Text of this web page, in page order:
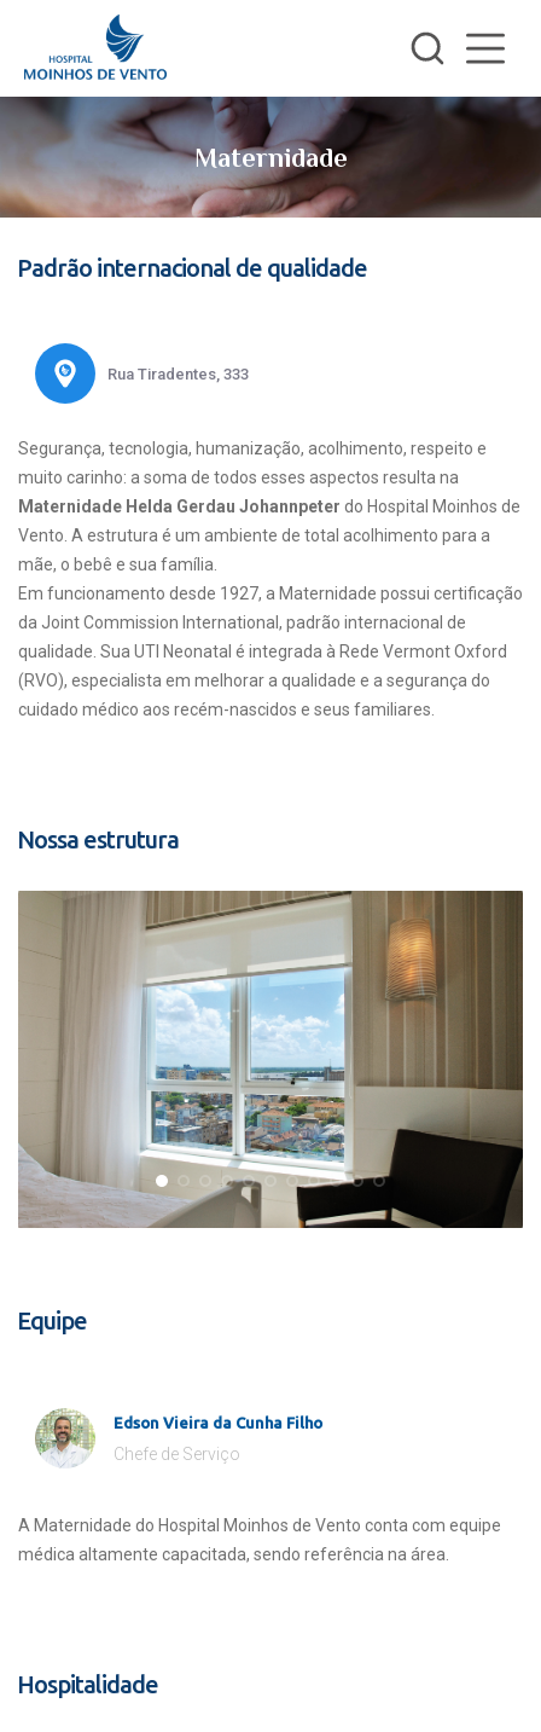
Maternidade
Padrão internacional de qualidade
Rua Tiradentes, 333
Segurança, tecnologia, humanização, acolhimento, respeito e
muito carinho: a soma de todos esses aspectos resulta na
Maternidade Helda Gerdau Johannpeter do Hospital Moinhos de
Vento. A estrutura é um ambiente de total acolhimento para a
mãe, o bebê e sua família.
Em funcionamento desde 1927, a Maternidade possui certificação
da Joint Commission International, padrão internacional de
qualidade. Sua UTI Neonatal é integrada à Rede Vermont Oxford
(RVO), especialista em melhorar a qualidade e a segurança do
cuidado médico aos recém-nascidos e seus familiares.
Nossa estrutura
Equipe
Edson Vieira da Cunha Filho
Chefe de Serviço
A Maternidade do Hospital Moinhos de Vento conta com equipe
médica altamente capacitada, sendo referência na área.
Hospitalidade